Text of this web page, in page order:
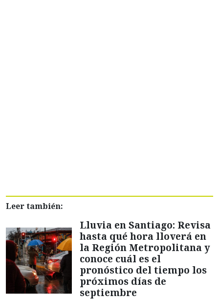
Leer también:
Lluvia en Santiago: Revisa
hasta qué hora lloverá en
la Región Metropolitana y
conoce cuál es el
pronóstico del tiempo los
próximos días de
septiembre